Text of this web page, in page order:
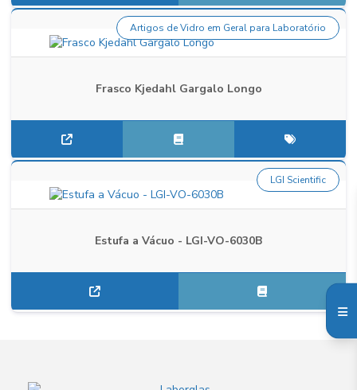
Frasco Kjedahl Gargalo Longo
Artigos de Vidro em Geral para Laboratório
Estufa a Vácuo - LGI-VO-6030B
LGI Scientific